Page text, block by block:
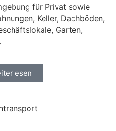
für Privat sowie
Keller, Dachböden,
Garten,